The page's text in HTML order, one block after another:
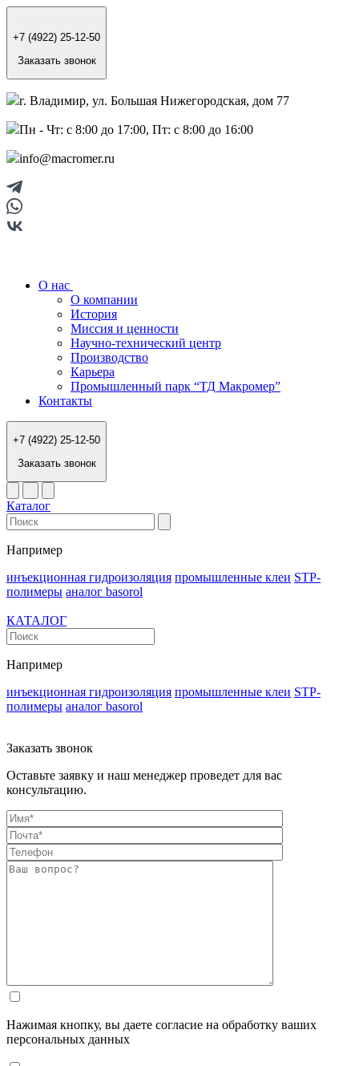
+7 (4922) 25-12-50
Заказать звонок
г. Владимир, ул. Большая Нижегородская, дом 77
Пн - Чт: с 8:00 до 17:00, Пт: с 8:00 до 16:00
info@macromer.ru
О нас
О компании
История
Миссия и ценности
Научно-технический центр
Производство
Карьера
Промышленный парк “ТД Макромер”
Контакты
+7 (4922) 25-12-50
Заказать звонок
Каталог
Например
инъекционная гидроизоляция промышленные клеи STP-
полимеры аналог basorol
КАТАЛОГ
Например
инъекционная гидроизоляция промышленные клеи STP-
полимеры аналог basorol
Заказать звонок
Оставьте заявку и наш менеджер проведет для вас
консультацию.
Нажимая кнопку, вы даете согласие на обработку ваших
персональных данных